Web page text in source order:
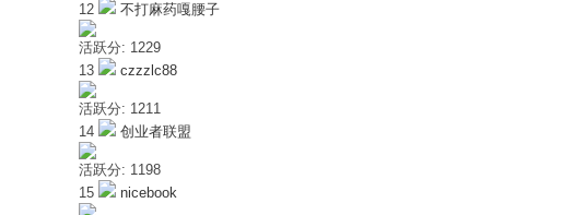
—
12
不打麻药嘎腰子
活跃分: 1229
13
czzzlc88
活跃分: 1211
14
创业者联盟
活跃分: 1198
15
nicebook